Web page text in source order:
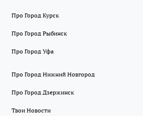
Про Город Курск
Про Город Рыбинск
Про Город Уфа
Про Город Нижний Новгород
Про Город Дзержинск
Твои Новости